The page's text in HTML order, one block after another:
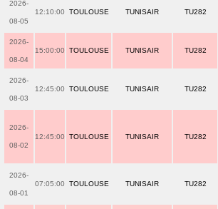
2026-
08-05
12:10:00 TOULOUSE TUNISAIR TU282
2026-
08-04
15:00:00 TOULOUSE TUNISAIR TU282
2026-
08-03
12:45:00 TOULOUSE TUNISAIR TU282
2026-
08-02
12:45:00 TOULOUSE TUNISAIR TU282
2026-
08-01
07:05:00 TOULOUSE TUNISAIR TU282